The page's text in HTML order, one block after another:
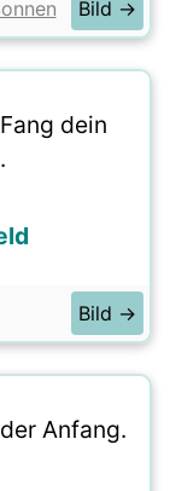
Bild →
dein
Bild →
Anfang.